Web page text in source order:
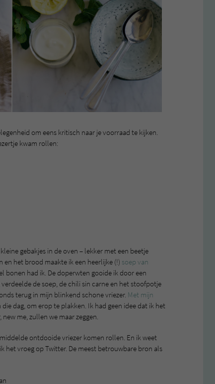
om eens kritisch naar je voorraad te kijken.
kwam rollen:
gebakjes in de oven – lekker met een beetje
en het brood maakte ik een heerlijke (!) soep van
bonen had ik. De doperwten gooide ik door een
de soep, de chili sin carne en het stoofpotje
terug in mijn blinkend schone vriezer. Met mijn
dag, om erop te plakken. Ik had geen idee dat ik het
me, zullen we maar zeggen.
ontdooide vriezer komen rollen. En ik weet
het vroeg op Twitter. De meest betrouwbare bron als